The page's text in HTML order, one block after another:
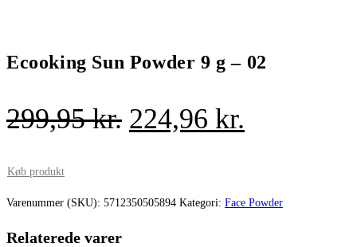
Ecooking Sun Powder 9 g – 02
299,95kr. Den
var:
224,96 kr.
er:
Køb produkt
Varenummer (SKU): 5712350505894 Kategori: Face Powder
Relaterede varer